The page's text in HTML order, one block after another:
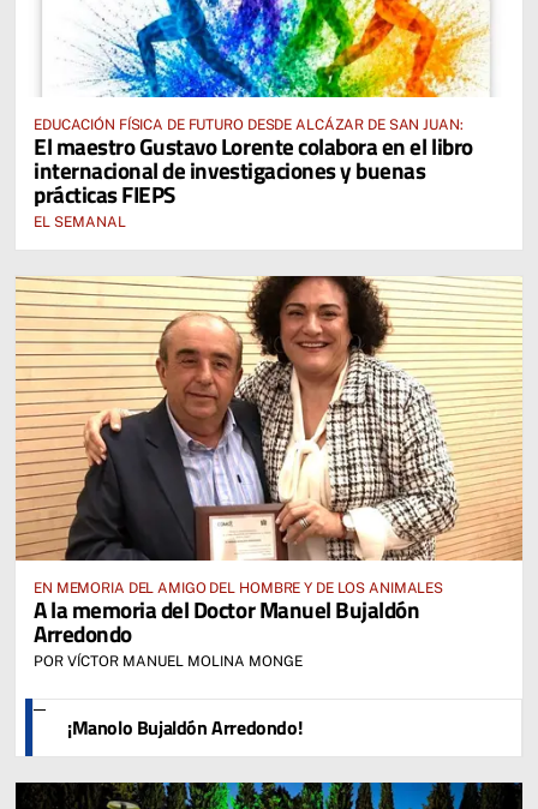
EDUCACIÓN FÍSICA DE FUTURO DESDE ALCÁZAR DE SAN JUAN:
El maestro Gustavo Lorente colabora en el libro
internacional de investigaciones y buenas
prácticas FIEPS
EL SEMANAL
EN MEMORIA DEL AMIGO DEL HOMBRE Y DE LOS ANIMALES
A la memoria del Doctor Manuel Bujaldón
Arredondo
POR VÍCTOR MANUEL MOLINA MONGE
¡Manolo Bujaldón Arredondo!